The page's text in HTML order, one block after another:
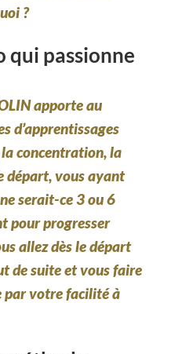
?
qui passionne
apporte au
d’apprentissages
concentration, la
départ, vous ayant
serait-ce 3 ou 6
pour progresser
allez dès le départ
de suite et vous faire
par votre facilité à